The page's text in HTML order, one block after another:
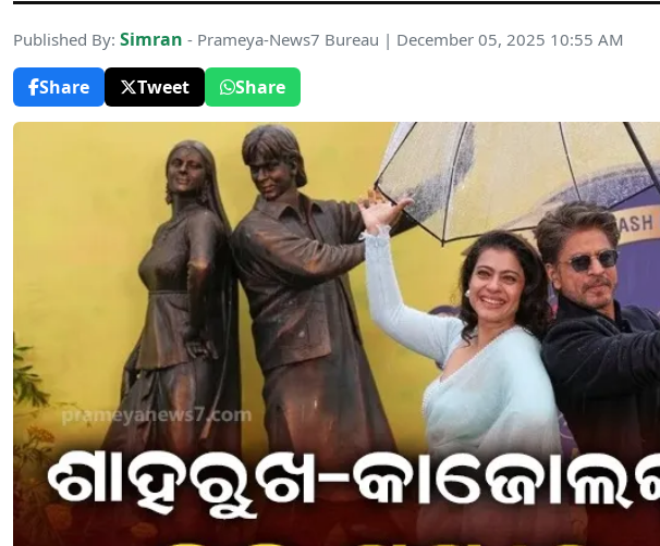
Published By: Simran - Prameya-News7 Bureau | December 05, 2025 10:55 AM
Share
Tweet Share